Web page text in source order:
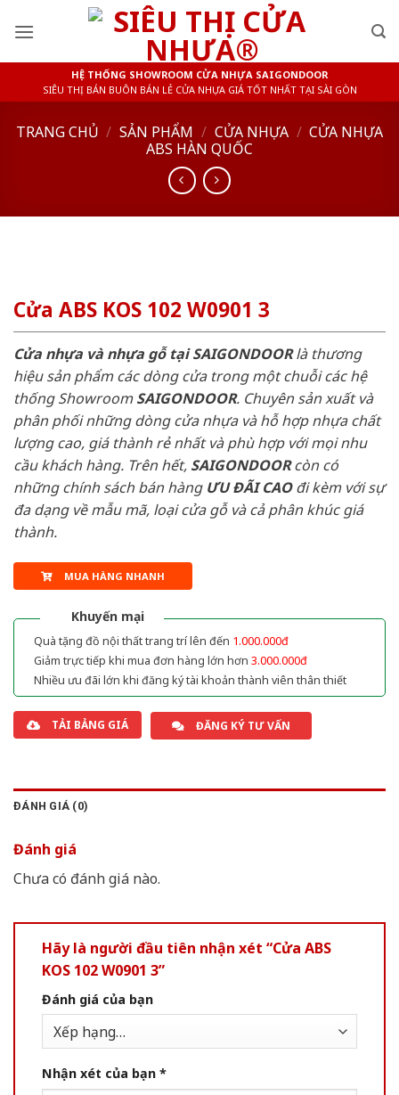
HỆ THỐNG SHOWROOM CỬA NHỰA SAIGONDOOR
SIÊU THỊ BÁN BUÔN BÁN LẺ CỬA NHỰA GIÁ TỐT NHẤT TẠI SÀI GÒN
TRANG CHỦ / SẢN PHẨM / CỬA NHỰA / CỬA NHỰA
ABS HÀN QUỐC
Cửa ABS KOS 102 W0901 3
Cửa nhựa và nhựa gỗ tại SAIGONDOORlà thương
hiệu sản phẩm các dòng cửa trong một chuỗi các hệ
thống ShowroomSAIGONDOOR. Chuyên sản xuất và
phân phối những dòng cửa nhựa và hỗ hợp nhựa chất
lượng cao, giá thành rẻ nhất và phù hợp với mọi nhu
cầu khách hàng. Trên hết, SAIGONDOORcòn có
những chính sách bán hàng ƯU ĐÃI CAOđi kèm với sự
đa dạng về mẫu mã, loại cửa gỗ và cả phân khúc giá
thành.
MUA HÀNG NHANH
Khuyến mại
Quà tặng đồ nội thất trang trí lên đến 1.000.000đ
Giảm trực tiếp khi mua đơn hàng lớn hơn 3.000.000đ
Nhiều ưu đãi lớn khi đăng ký tài khoản thành viên thân thiết
TẢI BẢNG GIÁ ĐĂNG KÝ TƯ VẤN
ĐÁNH GIÁ (0)
Đánh giá
Chưa có đánh giá nào.
Hãy là người đầu tiên nhận xét “Cửa ABS
KOS 102 W0901 3”
Đánh giá của bạn
Nhận xét của bạn *